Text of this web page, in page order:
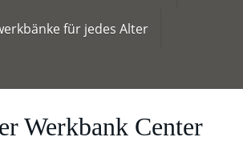
für jedes Alter
Werkbank Center